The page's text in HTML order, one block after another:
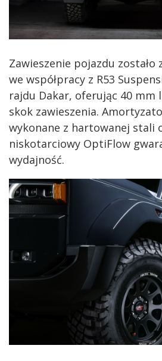
Zawieszenie pojazdu
we współpracy z R53
rajdu Dakar, oferując 40 mm
skok zawieszenia.
wykonane z hartowanej stali
niskotarciowy OptiFlow
wydajność.